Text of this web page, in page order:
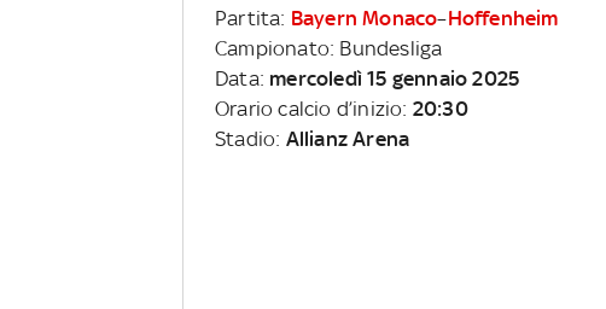
Partita: Bayern Monaco–Hoffenheim
Campionato: Bundesliga
Data: mercoledì 15 gennaio 2025
Orario calcio d’inizio: 20:30
Stadio: Allianz Arena